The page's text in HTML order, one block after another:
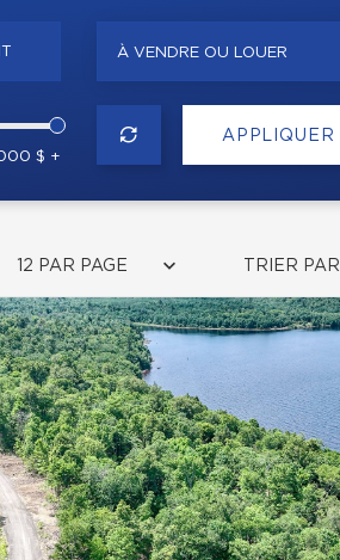
À VENDRE OU LOUER
$ +
APPLIQUER
12 PAR PAGE TRIER PAR